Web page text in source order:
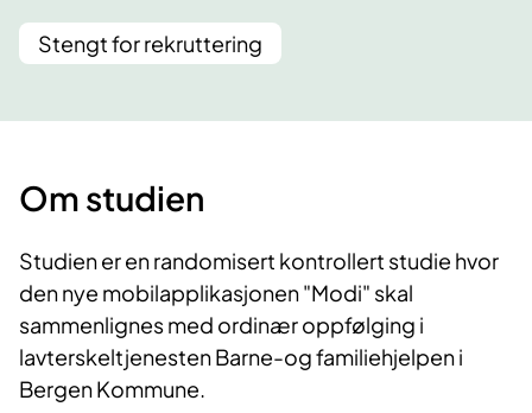
Stengt for rekruttering
Om studien
Studien er en randomisert kontrollert studie hvor
den nye mobilapplikasjonen "Modi" skal
sammenlignes med ordinær oppfølging i
lavterskeltjenesten Barne-og familiehjelpen i
Bergen Kommune.